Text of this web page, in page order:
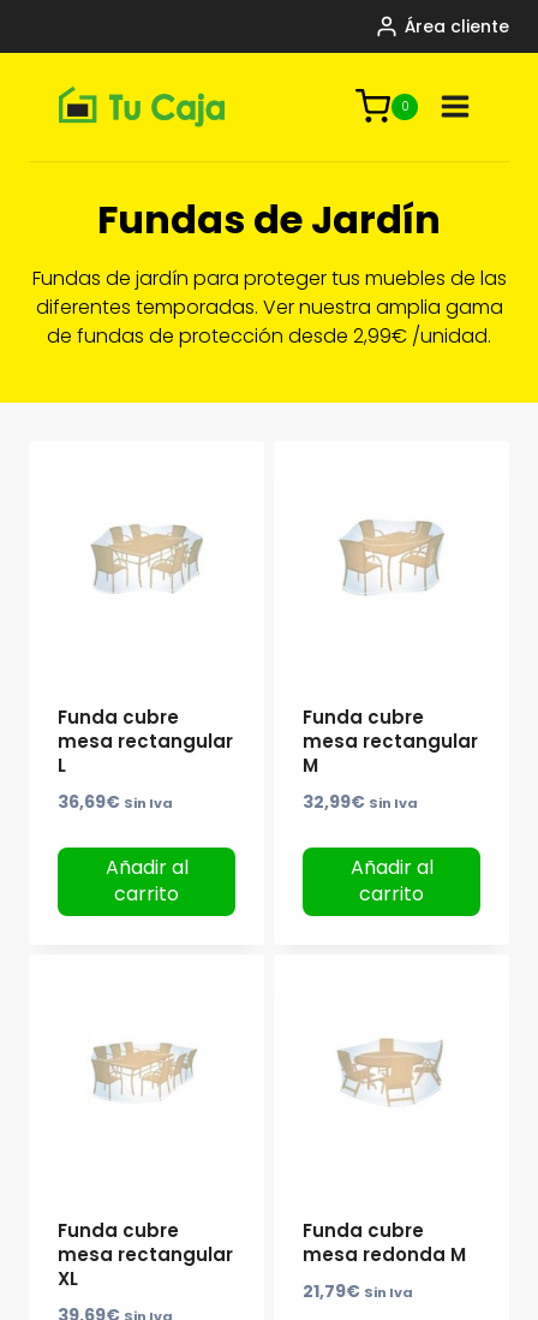
Área cliente
0
Fundas de Jardín
Fundas de jardín para proteger tus muebles de las
diferentes temporadas. Ver nuestra amplia gama
de fundas de protección desde 2,99€ /unidad.
Funda cubre
mesa rectangular
L
36,69€ Sin Iva
Añadir al
carrito
Funda cubre
mesa rectangular
M
32,99€ Sin Iva
Añadir al
carrito
Funda cubre
mesa rectangular
XL
39,69€
Funda cubre
mesa redonda M
21,79€ Sin Iva